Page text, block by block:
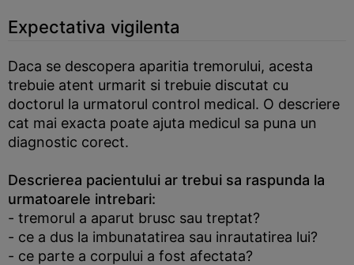
Expectativa vigilenta
Daca se descopera aparitia tremorului, acesta
trebuie atent urmarit si trebuie discutat cu
doctorul la urmatorul control medical. O descriere
cat mai exacta poate ajuta medicul sa puna un
diagnostic corect.
Descrierea pacientului ar trebui sa raspunda la
urmatoarele intrebari:
- tremorul a aparut brusc sau treptat?
- ce a dus la imbunatatirea sau inrautatirea lui?
- ce parte a corpului a fost afectata?